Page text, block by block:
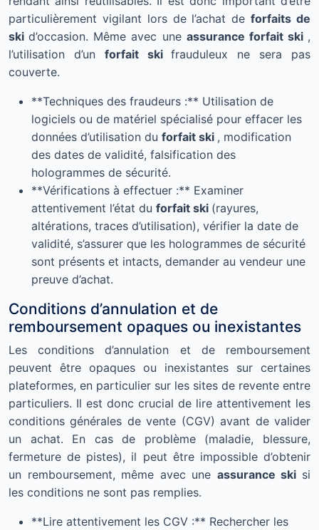
particulièrement vigilant lors de l’achat deforfaits de
skid’occasion. Même avec une assurance forfait ski ,
l’utilisation d’un forfait skifrauduleux ne sera pas
couverte.
**Techniques des fraudeurs :** Utilisation de
logiciels ou de matériel spécialisé pour effacer les
données d’utilisation du forfait ski , modification
des dates de validité, falsification des
hologrammes de sécurité.
**Vérifications à effectuer :** Examiner
attentivement l’état du forfait ski (rayures,
altérations, traces d’utilisation), vérifier la date de
validité, s’assurer que les hologrammes de sécurité
sont présents et intacts, demander au vendeur une
preuve d’achat.
Conditions d’annulation et de
remboursement opaques ou inexistantes
Les conditions d’annulation et de remboursement
peuvent être opaques ou inexistantes sur certaines
plateformes, en particulier sur les sites de revente entre
particuliers. Il est donc crucial de lire attentivement les
conditions générales de vente (CGV) avant de valider
un achat. En cas de problème (maladie, blessure,
fermeture de pistes), il peut être impossible d’obtenir
un remboursement, même avec une assurance ski si
les conditions ne sont pas remplies.
**Lire attentivement les CGV :** Rechercher les